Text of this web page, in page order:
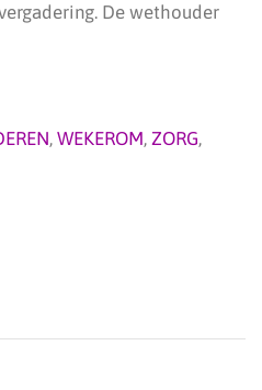
De wethouder
, WEKEROM, ZORG,